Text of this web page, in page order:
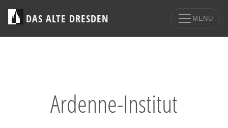
DAS ALTE DRESDEN MENÜ
Ardenne-Institut